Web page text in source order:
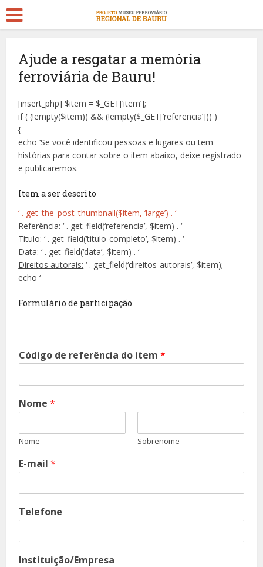
Ajude a resgatar a memória
ferroviária de Bauru!
[insert_php] $item = $_GET[‘item’];
if ( (!empty($item)) && (!empty($_GET[‘referencia’])) )
{
echo ‘Se você identificou pessoas e lugares ou tem
histórias para contar sobre o item abaixo, deixe registrado
e publicaremos.
Item a ser descrito
‘ . get_the_post_thumbnail($item, ‘large’) . ‘
Referência: ‘ . get_field(‘referencia’, $item) . ‘
Título: ‘ . get_field(‘titulo-completo’, $item) . ‘
Data: ‘ . get_field(‘data’, $item) . ‘
Direitos autorais: ‘ . get_field(‘direitos-autorais’, $item);
echo ‘
Formulário de participação
Código de referência do item*
Nome*
Nome Sobrenome
E-mail*
Telefone
Instituição/Empresa